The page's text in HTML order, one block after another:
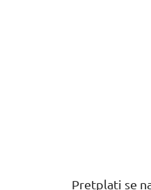
Pretplati se